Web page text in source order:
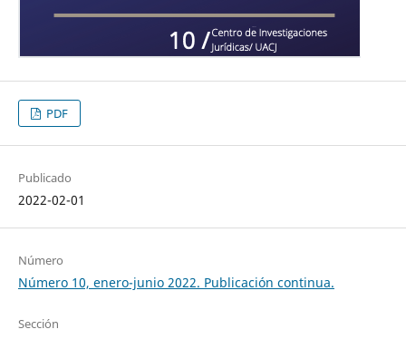
PDF
Publicado
2022-02-01
Número
Número 10, enero-junio 2022. Publicación continua.
Sección